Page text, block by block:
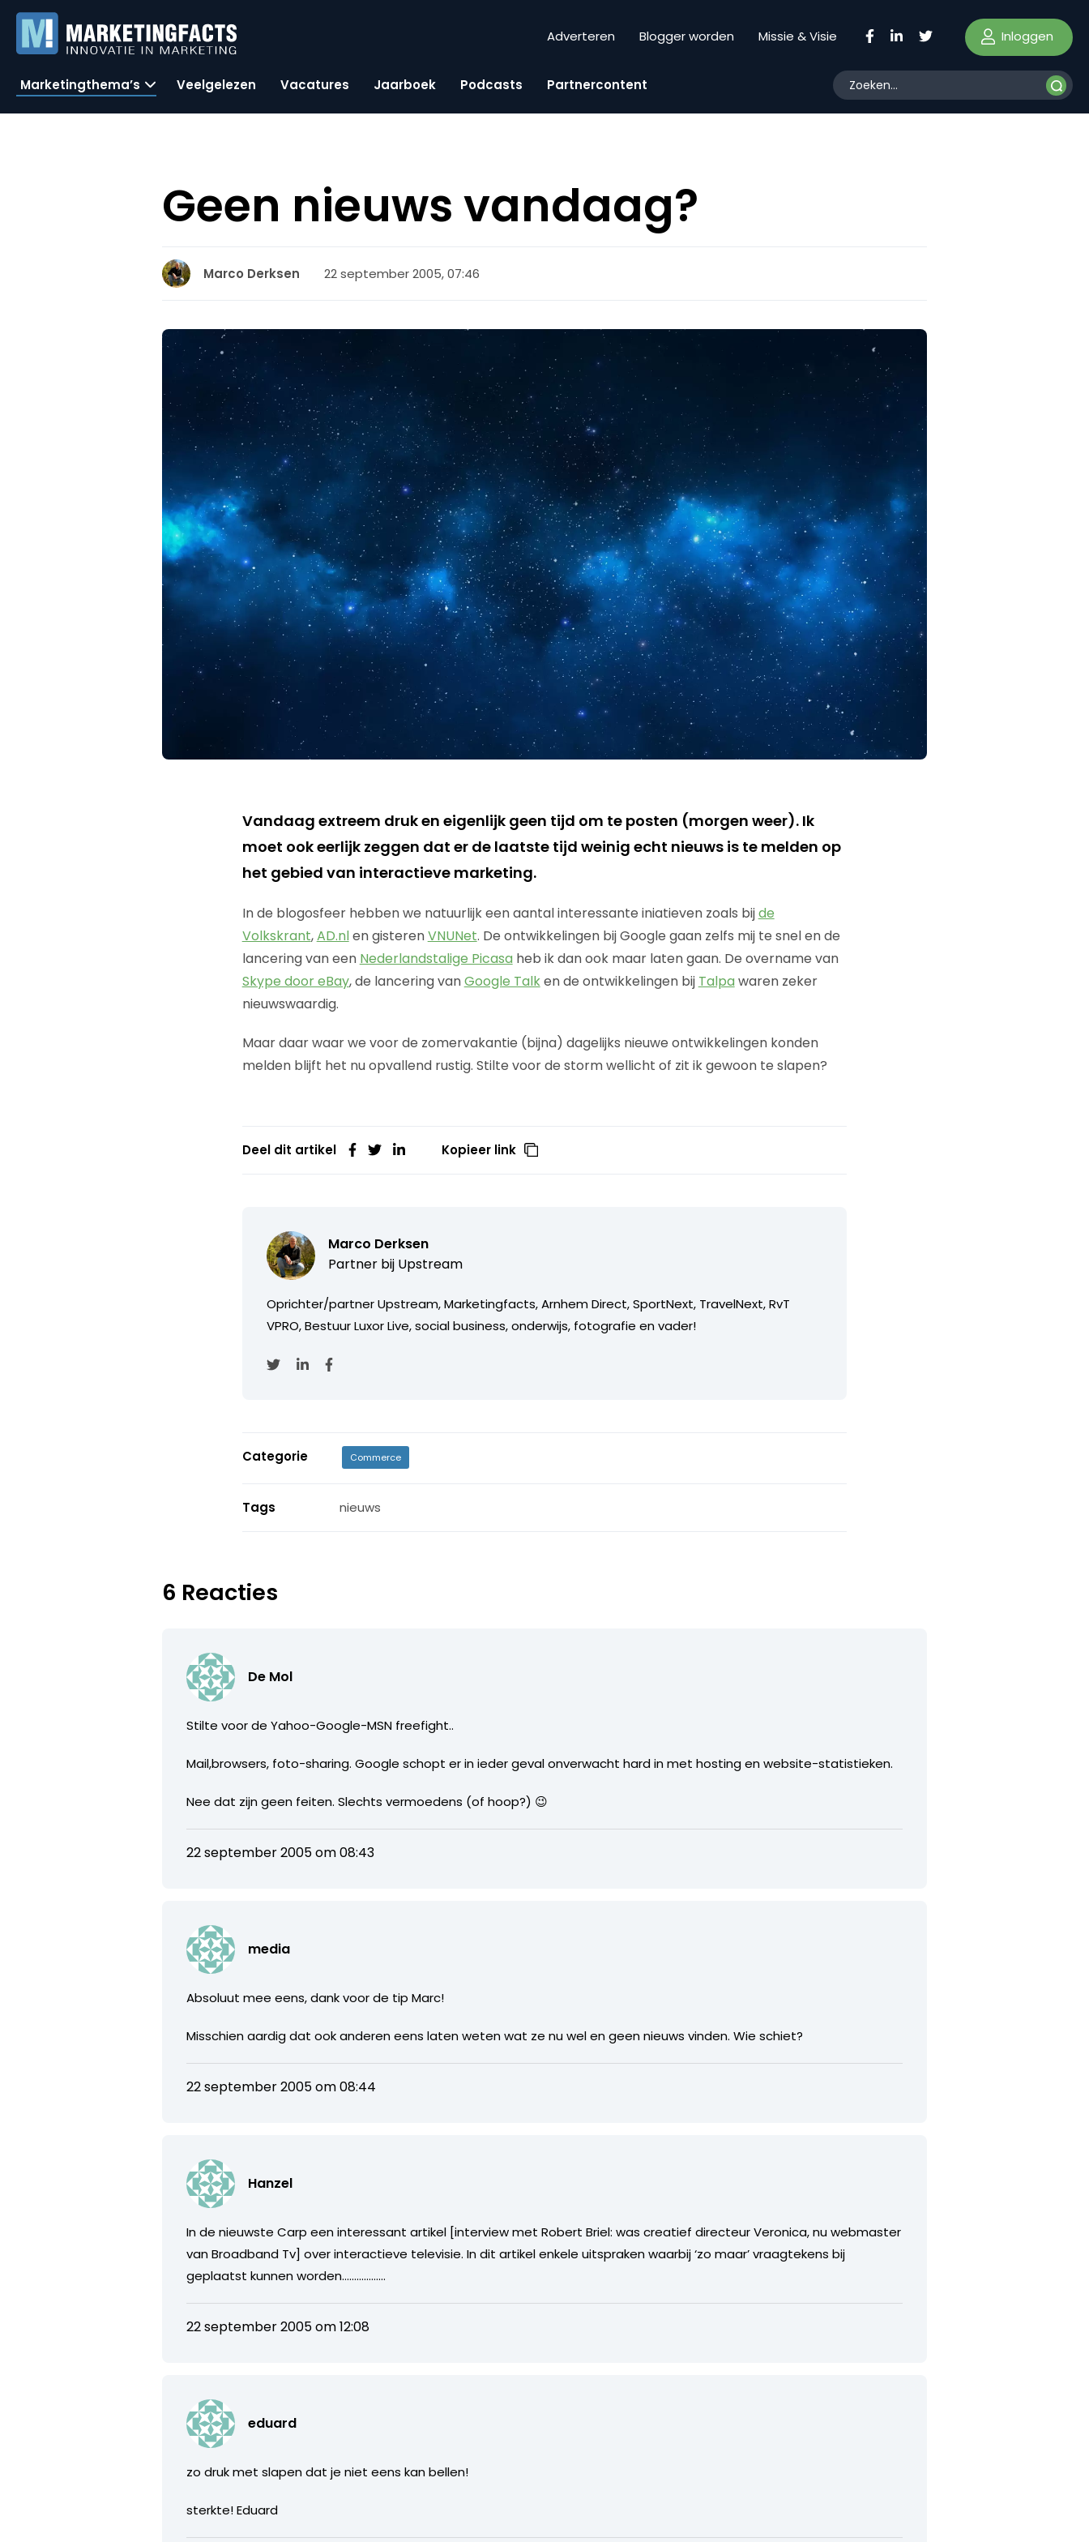
Adverteren Blogger worden Missie & Visie Inloggen
Marketingthema’s Veelgelezen Vacatures Jaarboek Podcasts Partnercontent
Geen nieuws vandaag?
Marco Derksen 22 september 2005, 07:46
Vandaag extreem druk en eigenlijk geen tijd om te posten (morgen weer). Ik
moet ook eerlijk zeggen dat er de laatste tijd weinig echt nieuws is te melden op
het gebied van interactieve marketing.
In de blogosfeer hebben we natuurlijk een aantal interessante iniatieven zoals bijde
Volkskrant,AD.nlen gisterenVNUNet. De ontwikkelingen bij Google gaan zelfs mij te snel en de
lancering van een Nederlandstalige Picasa heb ik dan ook maar laten gaan. De overname van
Skype door eBay, de lancering vanGoogle Talken de ontwikkelingen bij Talpa waren zeker
nieuwswaardig.
Maar daar waar we voor de zomervakantie (bijna) dagelijks nieuwe ontwikkelingen konden
melden blijft het nu opvallend rustig. Stilte voor de storm wellicht of zit ik gewoon te slapen?
Deel dit artikel Kopieer link
Marco Derksen
Partner bij Upstream
Oprichter/partner Upstream, Marketingfacts, Arnhem Direct, SportNext, TravelNext, RvT
VPRO, Bestuur Luxor Live, social business, onderwijs, fotografie en vader!
Categorie Commerce
Tags nieuws
6 Reacties
De Mol
Stilte voor de Yahoo-Google-MSN freefight..
Mail,browsers, foto-sharing. Google schopt er in ieder geval onverwacht hard in met hosting en website-statistieken.
Nee dat zijn geen feiten. Slechts vermoedens (of hoop?) 😉
22 september 2005 om 08:43
media
Absoluut mee eens, dank voor de tip Marc!
Misschien aardig dat ook anderen eens laten weten wat ze nu wel en geen nieuws vinden. Wie schiet?
22 september 2005 om 08:44
Hanzel
In de nieuwste Carp een interessant artikel [interview met Robert Briel: was creatief directeur Veronica, nu webmaster
van Broadband Tv] over interactieve televisie. In dit artikel enkele uitspraken waarbij ‘zo maar’ vraagtekens bij
geplaatst kunnen worden………………
22 september 2005 om 12:08
eduard
zo druk met slapen dat je niet eens kan bellen!
sterkte! Eduard